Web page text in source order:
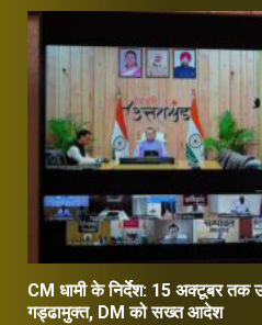
CM धामी के निर्देश: 15 अक्टूबर तक
गड्ढामुक्त, DM को सख्त आदेश